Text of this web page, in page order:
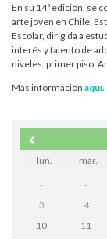
En su 14ª edición, se
arte joven en Chile.
Escolar, dirigida a
interés y talento de
niveles: primer piso,
Más información aquí.
lun. mar.
- -
3
4
10
11